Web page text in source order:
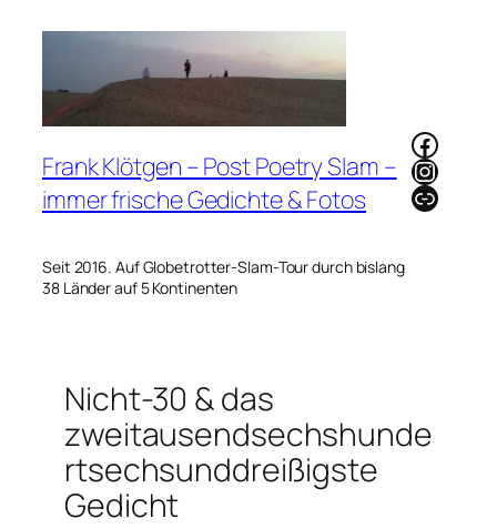
Frank Klötgen – Post Poetry Slam –
immer frische Gedichte & Fotos
Seit 2016. Auf Globetrotter-Slam-Tour durch bislang
38 Länder auf 5 Kontinenten
Link
Nicht-30 & das
zweitausendsechshunde
rtsechsunddreißigste
Gedicht